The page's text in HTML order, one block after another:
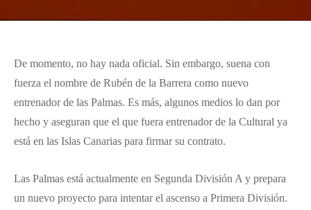
De momento, no hay nada oficial. Sin embargo, suena con
fuerza el nombre de Rubén de la Barrera como nuevo
entrenador de las Palmas. Es más, algunos medios lo dan por
hecho y aseguran que el que fuera entrenador de la Cultural ya
está en las Islas Canarias para firmar su contrato.
Las Palmas está actualmente en Segunda División A y prepara
un nuevo proyecto para intentar el ascenso a Primera División.